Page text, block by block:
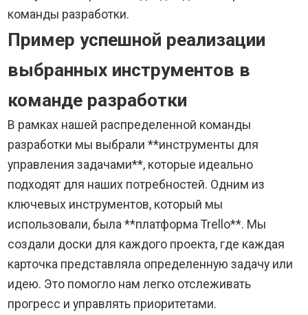
команды разработки.
Пример успешной реализации
выбранных инструментов в
команде разработки
В рамках нашей распределенной команды
разработки мы выбрали **инструменты для
управления задачами**, которые идеально
подходят для наших потребностей. Одним из
ключевых инструментов, который мы
использовали, была **платформа Trello**. Мы
создали доски для каждого проекта, где каждая
карточка представляла определенную задачу или
идею. Это помогло нам легко отслеживать
прогресс и управлять приоритетами.